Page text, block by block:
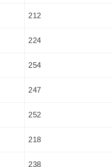
212
224
254
247
252
218
238